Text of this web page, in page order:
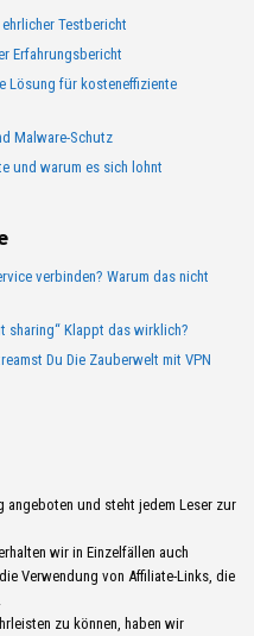
Testbericht
Erfahrungsbericht
Lösung für kosteneffiziente
Malware-Schutz
und warum es sich lohnt
verbinden? Warum das nicht
sharing“ Klappt das wirklich?
Du Die Zauberwelt mit VPN
angeboten und steht jedem Leser zur
wir in Einzelfällen auch
Verwendung von Affiliate-Links, die
zu können, haben wir